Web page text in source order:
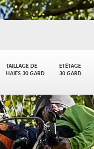
TAILLAGE DE
HAIES 30 GARD
ETÊTAGE
30 GARD